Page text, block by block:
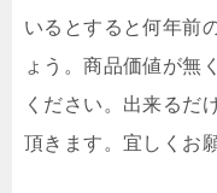
いるとすると何年前
ょう。商品価値が無
ください。出来るだ
頂きます。宜しくお